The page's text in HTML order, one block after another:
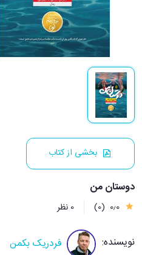
بخشی از کتاب
دوستان من
0٫0 (0) 0 نظر
نویسنده: فردریک بکمن